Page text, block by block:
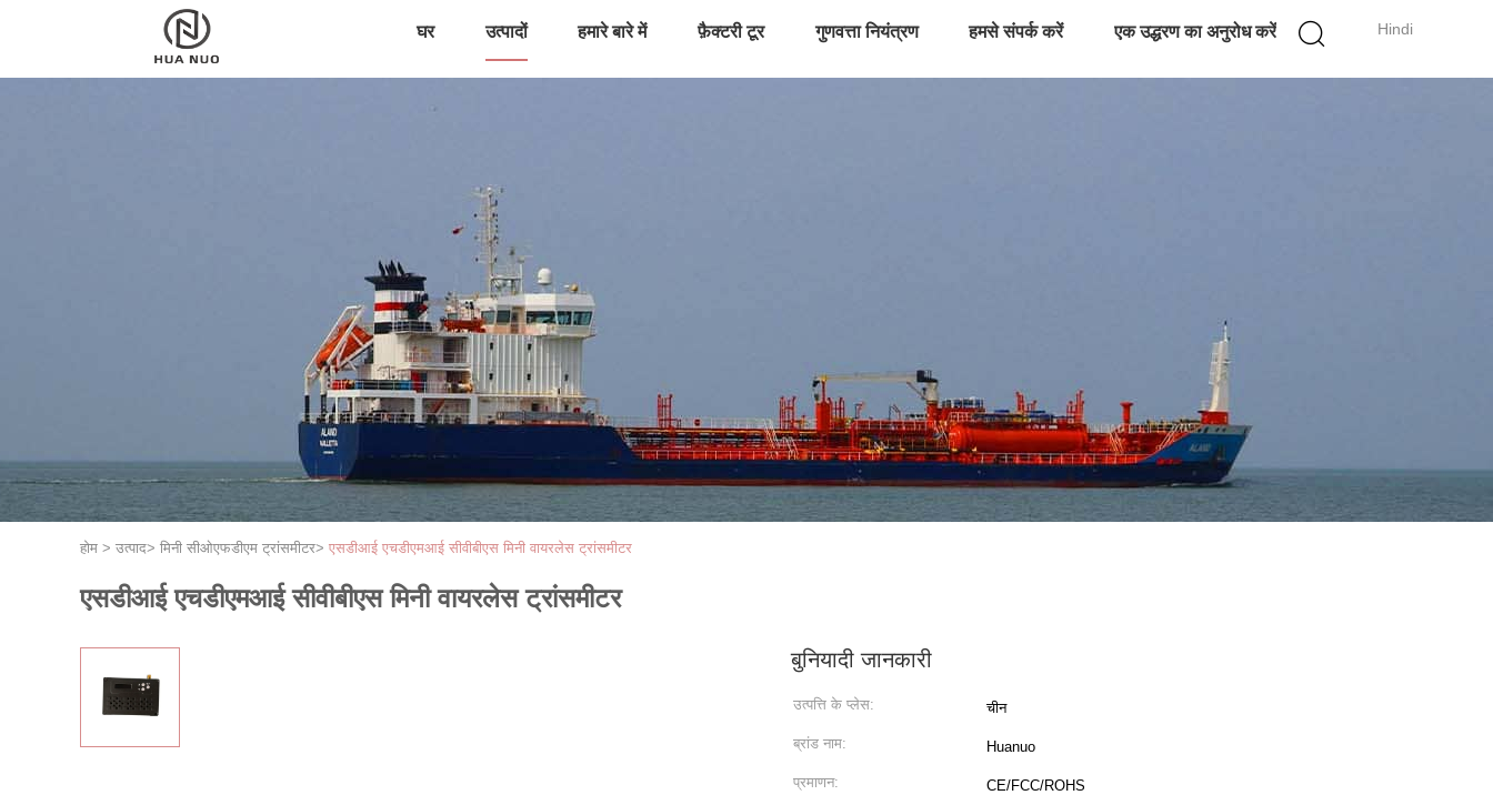
Hindi
घर उत्पादों हमारे बारे में फ़ैक्टरी टूर गुणवत्ता नियंत्रण हमसे संपर्क करें एक उद्धरण का अनुरोध करें
होम > उत्पाद> मिनी सीओएफडीएम ट्रांसमीटर> एसडीआई एचडीएमआई सीवीबीएस मिनी वायरलेस ट्रांसमीटर
एसडीआई एचडीएमआई सीवीबीएस मिनी वायरलेस ट्रांसमीटर
बुनियादी जानकारी
उत्पत्ति के प्लेस: चीन
ब्रांड नाम: Huanuo
प्रमाणन: CE/FCC/ROHS